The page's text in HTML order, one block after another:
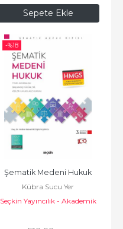
Sepete Ekle
-%18
Şematik Medeni Hukuk
Kübra Sucu Yer
Seçkin Yayıncılık - Akademik